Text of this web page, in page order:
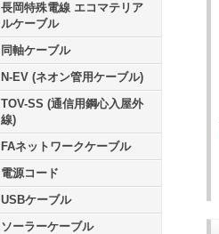
長岡特殊電線 エコマテリア
ルケーブル
同軸ケーブル
N-EV (ネオン管用ケーブル)
TOV-SS (通信用鋼心入屋外
線)
FAネットワークケーブル
電源コード
USBケーブル
ソーラーケーブル